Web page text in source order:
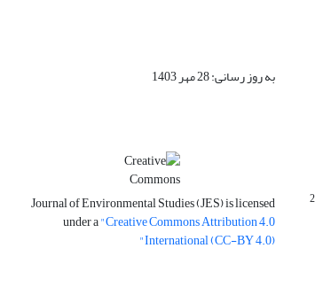
به روز رسانی: 28 مهر 1403
Journal of Environmental Studies (JES) is licensed
under a"Creative Commons Attribution 4.0
International (CC-BY 4.0)"